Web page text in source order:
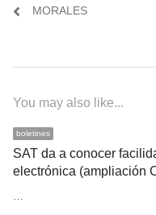
entradas
MORALES
You may also like...
boletines
SAT da a conocer
electrónica (ampliación